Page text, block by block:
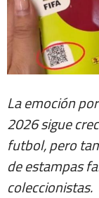
La emoción
2026 sigue
futbol, pero
de estampas
coleccionistas.